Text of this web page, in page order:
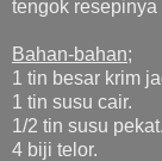
tengok
Bahan-bahan;
1 tin besar krim
1 tin susu cair.
1/2 tin susu pekat.
4 biji telor.